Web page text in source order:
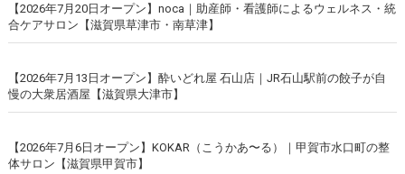
【2026年7月20日オープン】noca｜助産師・看護師によるウェルネス・統
合ケアサロン【滋賀県草津市・南草津】
【2026年7月13日オープン】酔いどれ屋 石山店｜JR石山駅前の餃子が自
慢の大衆居酒屋【滋賀県大津市】
【2026年7月6日オープン】KOKAR（こうかあ〜る）｜甲賀市水口町の整
体サロン【滋賀県甲賀市】